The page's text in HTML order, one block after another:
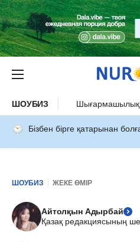
ШОУБИЗ Шығармашылық
Бізбен бірге қатарынан
ШОУБИЗ ЖЕКЕ ӨМІР
Айтолқын Адырбай
Қазақ редакциясының